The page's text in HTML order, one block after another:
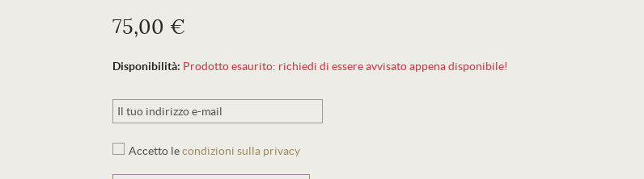
75,00 €
Disponibilità: Prodotto esaurito: richiedi di essere avvisato appena disponibile!
Accetto lecondizioni sulla privacy